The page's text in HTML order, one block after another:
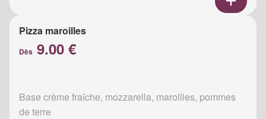
Pizza maroilles
Dès 9.00 €
Base crème fraîche, mozzarella, maroilles, pommes
de terre